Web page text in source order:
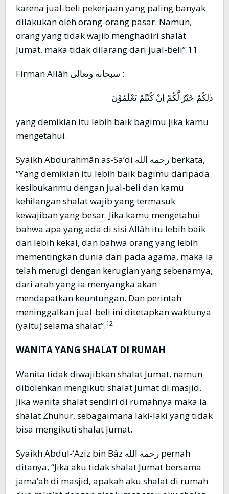
karena jual-beli pekerjaan yang paling banyak
dilakukan oleh orang-orang pasar. Namun,
orang yang tidak wajib menghadiri shalat
Jumat, maka tidak dilarang dari jual-beli”.11
Firman Allâh سبحانه وتعالى :
ذٰلِكُمْ خَيْرٌ لَّكُمْ اِنْ كُنْتُمْ تَعْلَمُوْنَ
yang demikian itu lebih baik bagimu jika kamu
mengetahui.
Syaikh Abdurahmân as-Sa’di رحمه الله berkata,
“Yang demikian itu lebih baik bagimu daripada
kesibukanmu dengan jual-beli dan kamu
kehilangan shalat wajib yang termasuk
kewajiban yang besar. Jika kamu mengetahui
bahwa apa yang ada di sisi Allâh itu lebih baik
dan lebih kekal, dan bahwa orang yang lebih
mementingkan dunia dari pada agama, maka ia
telah merugi dengan kerugian yang sebenarnya,
dari arah yang ia menyangka akan
mendapatkan keuntungan. Dan perintah
meninggalkan jual-beli ini ditetapkan waktunya
(yaitu) selama shalat”.12
WANITA YANG SHALAT DI RUMAH
Wanita tidak diwajibkan shalat Jumat, namun
dibolehkan mengikuti shalat Jumat di masjid.
Jika wanita shalat sendiri di rumahnya maka ia
shalat Zhuhur, sebagaimana laki-laki yang tidak
bisa mengikuti shalat Jumat.
Syaikh Abdul-‘Aziz bin Bâz رحمه الله pernah
ditanya, “Jika aku tidak shalat Jumat bersama
jama’ah di masjid, apakah aku shalat di rumah